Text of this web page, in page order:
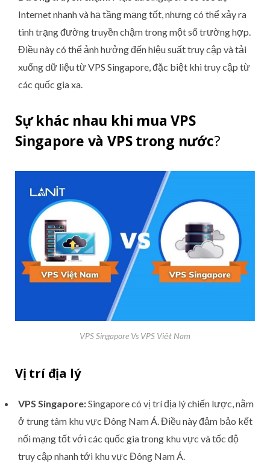
Internet nhanh và hạ tầng mạng tốt, nhưng có thể xảy ra
tình trạng đường truyền chậm trong một số trường hợp.
Điều này có thể ảnh hưởng đến hiệu suất truy cập và tải
xuống dữ liệu từ VPS Singapore, đặc biệt khi truy cập từ
các quốc gia xa.
Sự khác nhau khi mua VPS
Singapore và VPS trong nước?
VPS Singapore Vs VPS Việt Nam
Vị trí địa lý
VPS Singapore:Singapore có vị trí địa lý chiến lược, nằm
ở trung tâm khu vực Đông Nam Á. Điều này đảm bảo kết
nối mạng tốt với các quốc gia trong khu vực và tốc độ
truy cập nhanh tới khu vực Đông Nam Á.